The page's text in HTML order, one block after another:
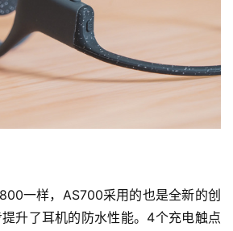
升了耳机的防水性能。4个充电触点